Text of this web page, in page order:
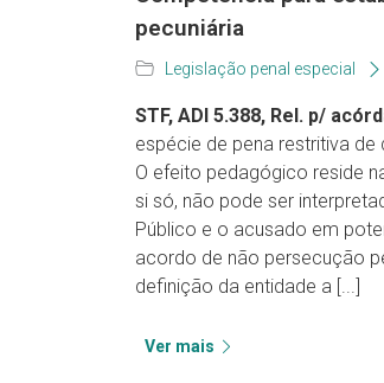
pecuniária
Legislação penal especial
STF, ADI 5.388, Rel. p/
espécie de pena restritiva
O efeito pedagógico reside
si só, não pode ser
Público e o acusado em
acordo de não persecução
definição da entidade a [...]
Ver mais